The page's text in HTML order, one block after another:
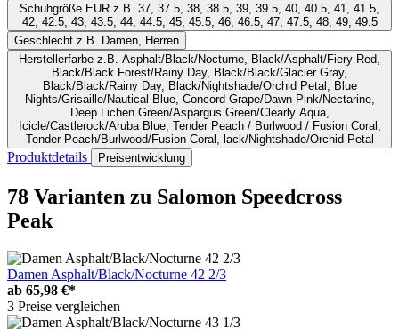
Schuhgröße EUR
42, 42.5, 43, 43.5, 44, 44.5, 45, 45.5, 46, 46.5, 47, 47.5, 48, 49, 49.5
Geschlecht z.B. Damen, Herren
Herstellerfarbe
Black/Black Forest/Rainy Day, Black/Black/Glacier Gray,
Black/Black/Rainy Day, Black/Nightshade/Orchid Petal, Blue
Nights/Grisaille/Nautical Blue, Concord Grape/Dawn Pink/Nectarine,
Deep Lichen Green/Aspargus Green/Clearly Aqua,
Icicle/Castlerock/Aruba Blue, Tender Peach / Burlwood / Fusion Coral,
Tender Peach/Burlwood/Fusion Coral, lack/Nightshade/Orchid Petal
Produktdetails Preisentwicklung
78 Varianten zu Salomon Speedcross
Peak
Damen Asphalt/Black/Nocturne 42 2/3
ab 65,98 €*
3 Preise vergleichen